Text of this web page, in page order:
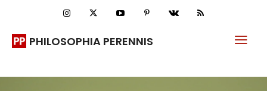
PHILOSOPHIA PERENNIS